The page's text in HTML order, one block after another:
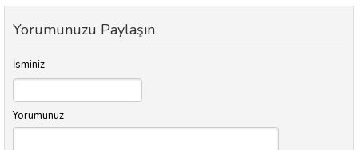
Yorumunuzu Paylaşın
İsminiz
Yorumunuz